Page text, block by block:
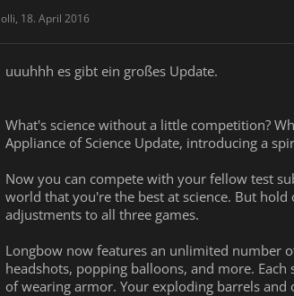
olli, 18. April 2016
uuuhhh es gibt ein großes Update.
What's science without a little competition?
Appliance of Science Update, introducing a
Now you can compete with your fellow test
world that you're the best at science. But
adjustments to all three games.
Longbow now features an unlimited number
headshots, popping balloons, and more.
of wearing armor. Your exploding barrels and